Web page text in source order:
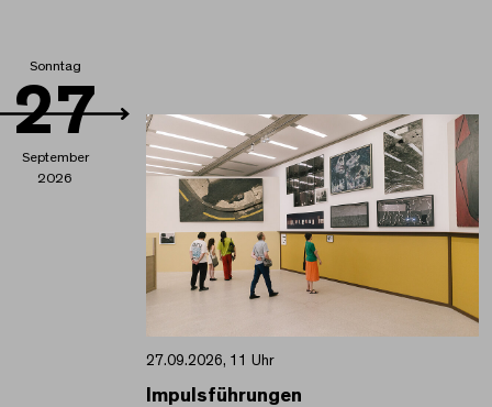
Sonntag
27
September
2026
27.09.2026, 11 Uhr
Impulsführungen